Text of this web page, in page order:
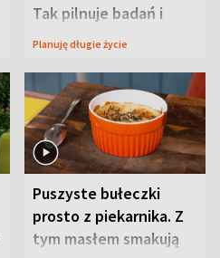
Tak pilnuje badań i
wizyt
Planuję długie życie
Puszyste bułeczki
prosto z piekarnika. Z
tym masłem smakują